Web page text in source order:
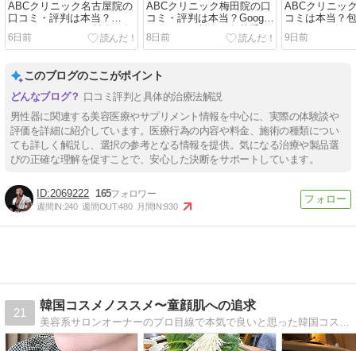
ABCクリニック名古屋院の
口コミ・評判は本当？
Googleレビューや料金・包
茎手術を徹底解説
6日前
ABCクリニック梅田院の口
コミ・評判は本当？Google
レビューや料金・包茎手術
を徹底解説
8日前
ABCクリニッ
コミは本当？
Googleレビュ
を徹底解説
9日前
このブログのここがポイント
口コミ評判と具体的治療法解説
男性器に関連する美容医療やサプリメント情報を中心に、実際の体験談や
評価を詳細に紹介しています。医療行為の内容や料金、施術の種類につい
ても詳しく解説し、選択の参考となる情報を提供。気になる治療や製品選
びの正確な理解を促すことで、安心した決断をサポートしています。
2069222 165
週間IN:240 週間OUT:480 月間IN:930
21
韓国コスメノススメ〜童顔肌への追求
美容系サロンオーナーのプロ目線で本気で良いと思った韓国コスメを教えちゃいます。最新美容医療、韓国旅行情報も紹介するプライベートブログ